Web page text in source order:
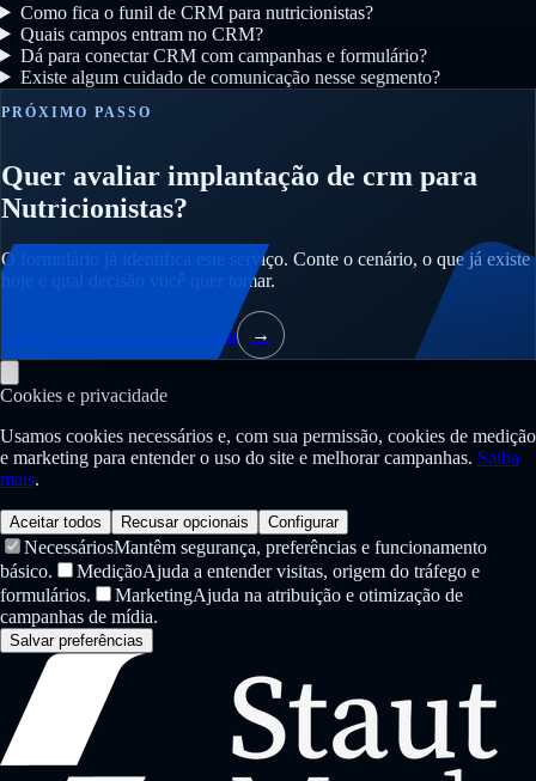
Como fica o funil de CRM para nutricionistas?
Quais campos entram no CRM?
Dá para conectar CRM com campanhas e formulário?
Existe algum cuidado de comunicação nesse segmento?
PRÓXIMO PASSO
Quer avaliar implantação de crm para
Nutricionistas?
O formulário já identifica este serviço. Conte o cenário, o que já existe
hoje e qual decisão você quer tomar.
Falar sobre implantação de crm →
Cookies e privacidade
Usamos cookies necessários e, com sua permissão, cookies de medição
e marketing para entender o uso do site e melhorar campanhas. Saiba
mais.
Aceitar todos Recusar opcionais Configurar
NecessáriosMantêm segurança, preferências e funcionamento
básico.
MediçãoAjuda a entender visitas, origem do tráfego e
formulários.
MarketingAjuda na atribuição e otimização de
campanhas de mídia.
Salvar preferências